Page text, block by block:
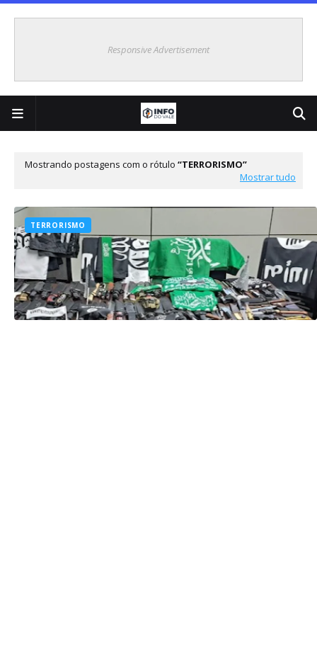
Responsive Advertisement
Mostrando postagens com o rótulo
TERRORISMO
Mostrar tudo
TERRORISMO